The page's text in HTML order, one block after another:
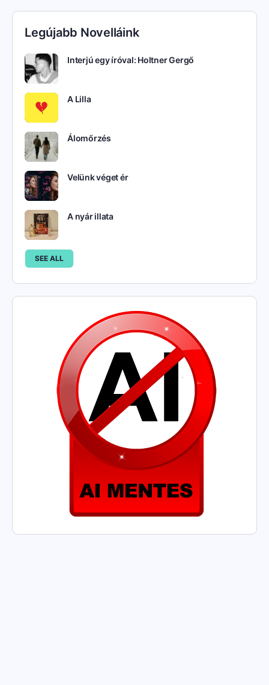
Legújabb Novelláink
Interjú egy íróval: Holtner Gergő
A Lilla
Álomőrzés
Velünk véget ér
A nyár illata
SEE ALL